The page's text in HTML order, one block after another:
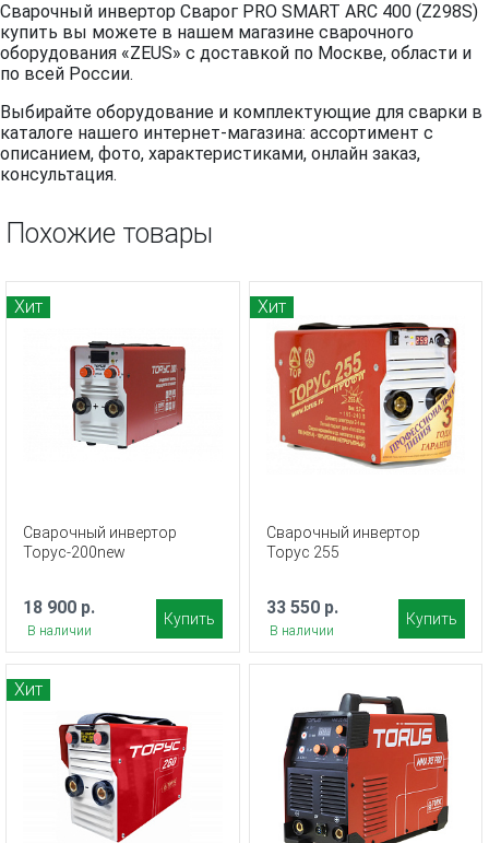
Сварочный инвертор Сварог PRO SMART ARC 400 (Z298S)
купить вы можете в нашем магазине сварочного
оборудования «ZEUS» с доставкой по Москве, области и
по всей России.
Выбирайте оборудование и комплектующие для сварки в
каталоге нашего интернет-магазина: ассортимент с
описанием, фото, характеристиками, онлайн заказ,
консультация.
Похожие товары
Хит
Сварочный инвертор
Торус-200new
18 900 р.
В наличии
Купить
Хит
Сварочный инвертор
Торус 255
33 550 р.
В наличии
Купить
Хит